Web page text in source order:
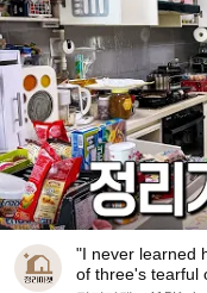
"I never learned
of three's tearful